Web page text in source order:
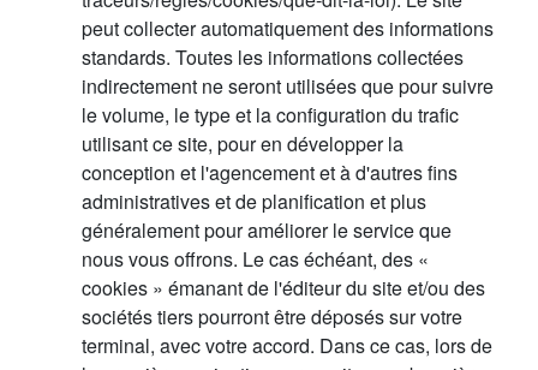
peut collecter automatiquement des informations
standards. Toutes les informations collectées
indirectement ne seront utilisées que pour suivre
le volume, le type et la configuration du trafic
utilisant ce site, pour en développer la
conception et l'agencement et à d'autres fins
administratives et de planification et plus
généralement pour améliorer le service que
nous vous offrons. Le cas échéant, des «
cookies » émanant de l'éditeur du site et/ou des
sociétés tiers pourront être déposés sur votre
terminal, avec votre accord. Dans ce cas, lors de